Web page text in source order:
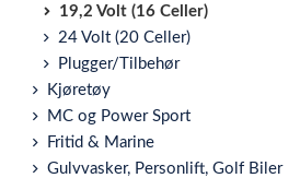
19,2 Volt (16 Celler)
24 Volt (20 Celler)
Plugger/Tilbehør
Kjøretøy
MC og Power Sport
Fritid & Marine
Gulvvasker, Personlift, Golf Biler